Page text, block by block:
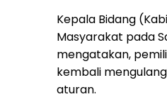
Kepala Bidang
Masyarakat pada
mengatakan,
kembali
aturan.